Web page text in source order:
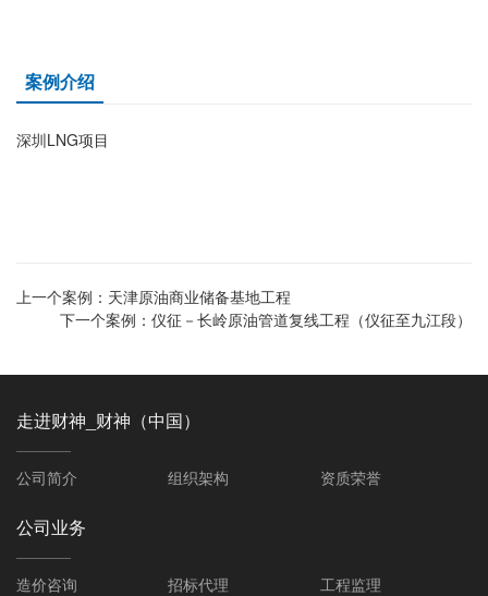
案例介绍
深圳LNG项目
上一个案例： 天津原油商业储备基地工程
下一个案例： 仪征－长岭原油管道复线工程（仪征至九江段）
走进财神_财神（中国）
公司简介 组织架构 资质荣誉
公司业务
造价咨询 招标代理
工程监理